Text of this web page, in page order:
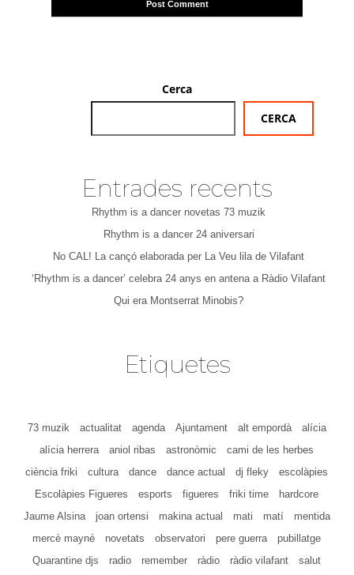
Cerca
CERCA
Entrades recents
Rhythm is a dancer novetas 73 muzik
Rhythm is a dancer 24 aniversari
No CAL! La cançó elaborada per La Veu lila de Vilafant
‘Rhythm is a dancer’ celebra 24 anys en antena a Ràdio Vilafant
Qui era Montserrat Minobis?
Etiquetes
73 muzik actualitat agenda Ajuntament alt empordà
alícia
alícia herrera
aniol ribas astronòmic
cami de les herbes
ciència friki
cultura dance dance actual dj fleky
escolàpies
Escolàpies Figueres
esports figueres friki time
hardcore
Jaume Alsina
joan ortensi makina actual mati matí
mentida
mercè mayné
novetats observatori pere guerra
pubillatge
Quarantine djs
radio remember ràdio ràdio vilafant
salut